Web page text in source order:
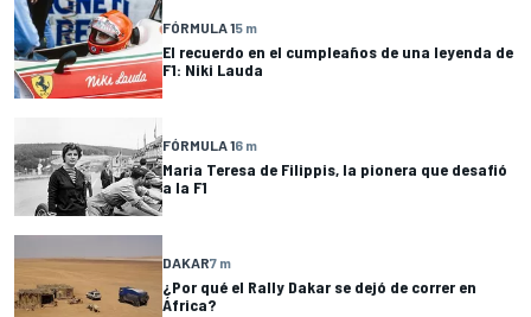
FÓRMULA 15 m
El recuerdo en el cumpleaños de una leyenda de
F1: Niki Lauda
FÓRMULA 16 m
Maria Teresa de Filippis, la pionera que desafió
a la F1
DAKAR7 m
¿Por qué el Rally Dakar se dejó de correr en
África?